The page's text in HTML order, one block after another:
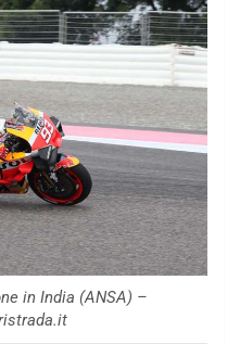
in India (ANSA) –